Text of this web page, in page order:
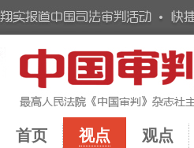
首页 视点 观点